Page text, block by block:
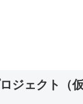
ジェクト（仮